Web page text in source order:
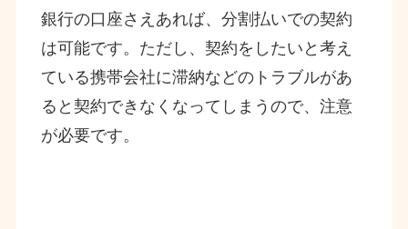
銀行の口座さえあれば、分割払いでの契約
は可能です。ただし、契約をしたいと考え
ている携帯会社に滞納などのトラブルがあ
ると契約できなくなってしまうので、注意
が必要です。